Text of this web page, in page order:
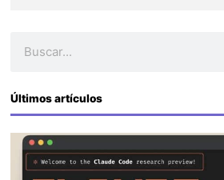
Últimos artículos